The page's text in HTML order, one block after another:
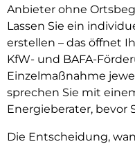
Anbieter ohne
Lassen Sie ein
erstellen – das öffnet
KfW- und BAFA-
Einzelmaßnahme
sprechen Sie mit
Energieberater, bevor
Die Entscheidung,